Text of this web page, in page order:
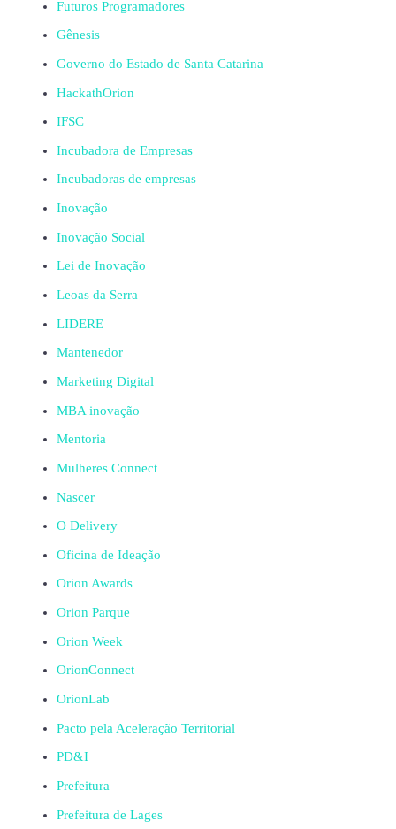
Futuros Programadores
Gênesis
Governo do Estado de Santa Catarina
HackathOrion
IFSC
Incubadora de Empresas
Incubadoras de empresas
Inovação
Inovação Social
Lei de Inovação
Leoas da Serra
LIDERE
Mantenedor
Marketing Digital
MBA inovação
Mentoria
Mulheres Connect
Nascer
O Delivery
Oficina de Ideação
Orion Awards
Orion Parque
Orion Week
OrionConnect
OrionLab
Pacto pela Aceleração Territorial
PD&I
Prefeitura
Prefeitura de Lages